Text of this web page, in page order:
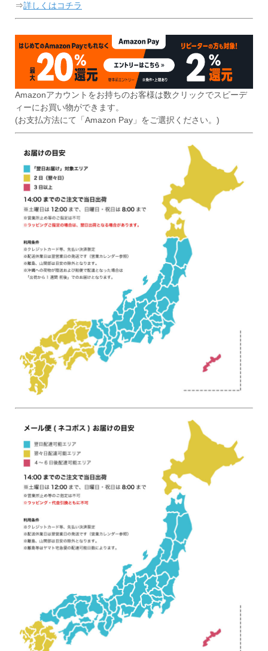
⇒詳しくはコチラ
Amazonアカウントをお持ちのお客様は数クリックでスピーデ
ィーにお買い物ができます。
(お支払方法にて「Amazon Pay」をご選択ください。)